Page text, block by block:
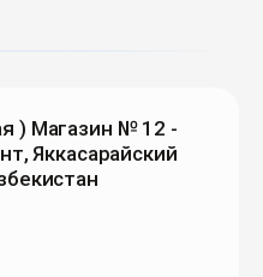
) Магазин № 12 -
Яккасарайский